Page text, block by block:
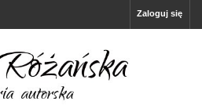
Zaloguj się